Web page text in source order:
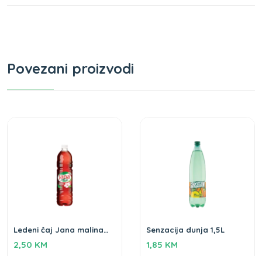
Povezani proizvodi
Ledeni čaj Jana malina
2,50 KM
Senzacija dunja 1,5L
1,85 KM